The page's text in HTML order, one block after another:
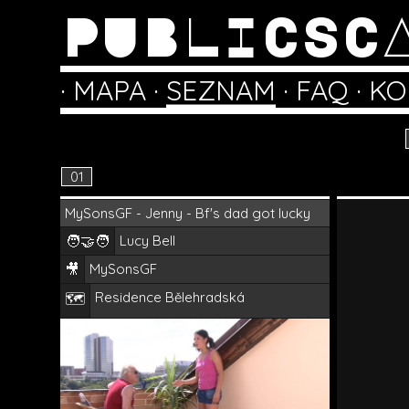
· MAPA · SEZNAM · FAQ ·
01
MySonsGF - Jenny - Bf's dad got lucky
🧑‍🤝‍🧑 Lucy Bell
🎥 MySonsGF
🗺️ Residence Bělehradská